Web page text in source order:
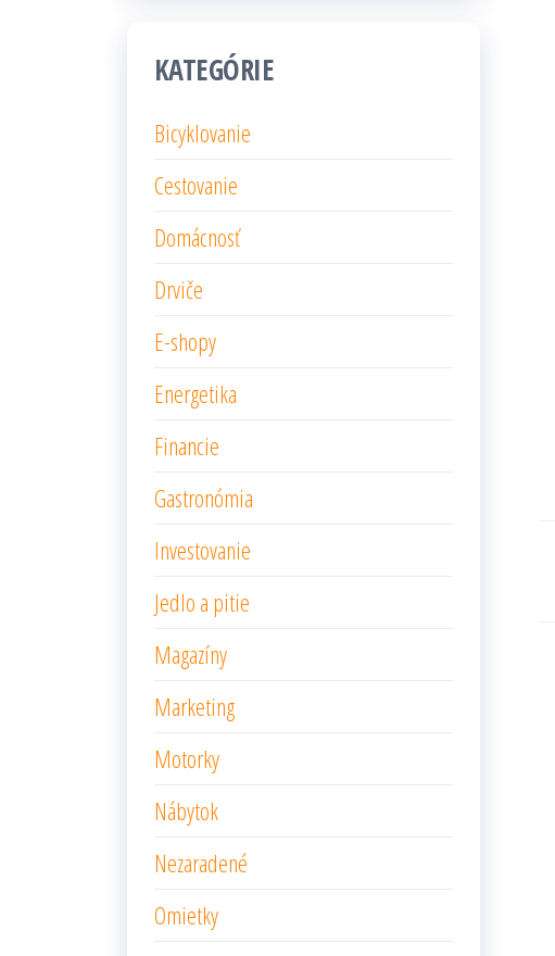
KATEGÓRIE
Bicyklovanie
Cestovanie
Domácnosť
Drviče
E-shopy
Energetika
Financie
Gastronómia
Investovanie
Jedlo a pitie
Magazíny
Marketing
Motorky
Nábytok
Nezaradené
Omietky